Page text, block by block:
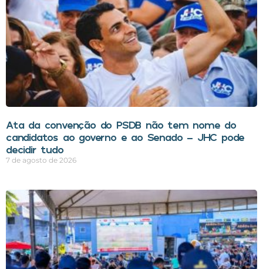
Ata da convenção do PSDB não tem nome do
candidatos ao governo e ao Senado – JHC pode
decidir tudo
7 de agosto de 2026